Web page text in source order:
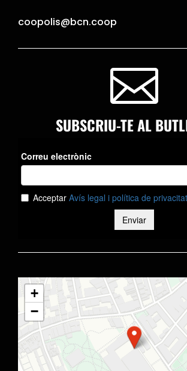
coopolis@bcn.coop
+
−

SUBSCRIU-TE AL